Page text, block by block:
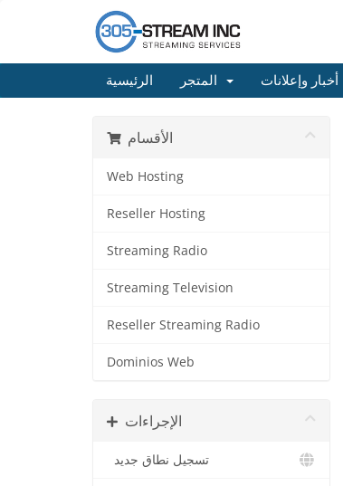
الرئيسية أخبار وإعلانات
الأقسام
Web Hosting
Reseller Hosting
Streaming Radio
Streaming Television
Reseller Streaming Radio
Dominios Web
الإجراءات
تسجيل نطاق جديد